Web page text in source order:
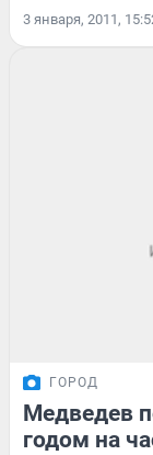
3 января, 2011,
ГОРОД
Медведев
годом на